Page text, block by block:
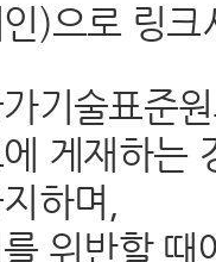
)으로 링크
기술표준
게재하는
하며,
위반할 때